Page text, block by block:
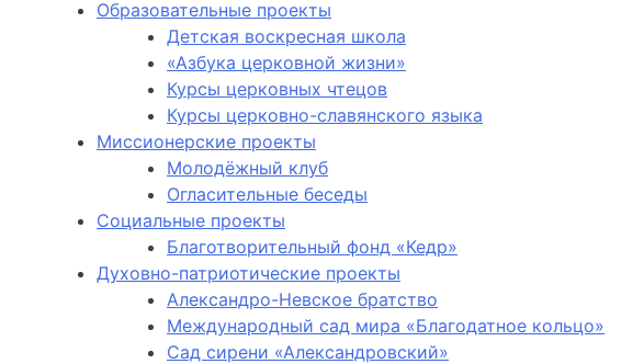
Образовательные проекты
Детская воскресная школа
«Азбука церковной жизни»
Курсы церковных чтецов
Курсы церковно-славянского языка
Миссионерские проекты
Молодёжный клуб
Огласительные беседы
Социальные проекты
Благотворительный фонд «Кедр»
Духовно-патриотические проекты
Александро-Невское братство
Международный сад мира «Благодатное кольцо»
Сад сирени «Александровский»